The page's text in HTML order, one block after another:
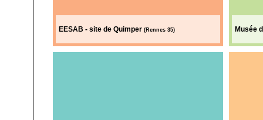
EESAB - site de Quimper (Rennes 35) Musée